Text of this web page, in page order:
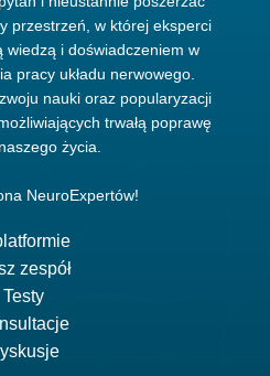
przestrzeń, w której eksperci
wiedzą i doświadczeniem w
pracy układu nerwowego.
nauki oraz popularyzacji
trwałą poprawę
życia.
NeuroExpertów!
zespół
Testy